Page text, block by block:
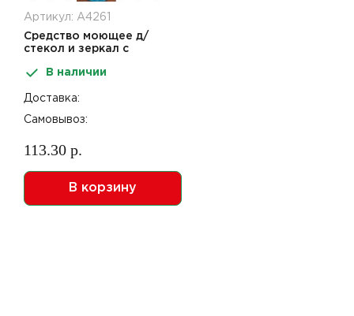
Артикул: А4261
Средство моющее д/
стекол и зеркал с
В наличии
Доставка:
Самовывоз:
113.30 р.
В корзину